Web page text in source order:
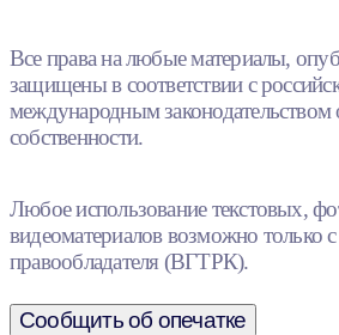
Все права на любые материалы,
защищены в соответствии с
международным законодательством
собственности.
Любое использование текстовых,
видеоматериалов возможно только с
правообладателя (ВГТРК).
Сообщить об опечатке